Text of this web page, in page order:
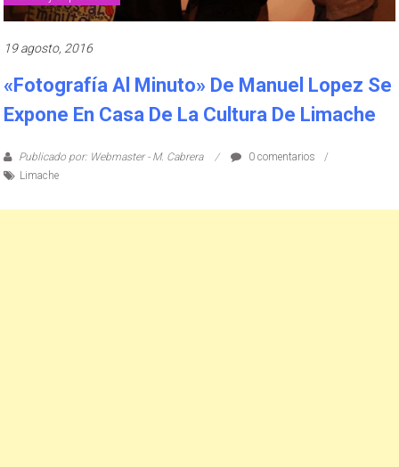
19 agosto, 2016
«Fotografía Al Minuto» De Manuel Lopez Se
Expone En Casa De La Cultura De Limache
Publicado por: Webmaster - M. Cabrera
0 comentarios
Limache